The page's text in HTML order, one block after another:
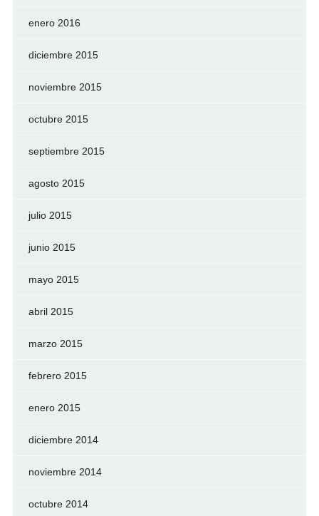
enero 2016
diciembre 2015
noviembre 2015
octubre 2015
septiembre 2015
agosto 2015
julio 2015
junio 2015
mayo 2015
abril 2015
marzo 2015
febrero 2015
enero 2015
diciembre 2014
noviembre 2014
octubre 2014